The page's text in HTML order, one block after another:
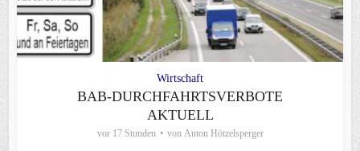
Wirtschaft
BAB-DURCHFAHRTSVERBOTE
AKTUELL
vor 17 Stunden von Anton Hötzelsperger